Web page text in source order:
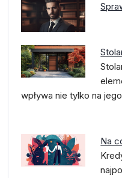
wpływa nie tylko na
Na